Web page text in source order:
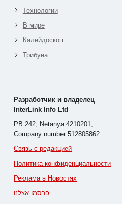
Технологии
В мире
Калейдоскоп
Трибуна
Разработчик и владелец
InterLink Info Ltd
PB 242, Netanya 4210201,
Company number 512805862
Связь с редакцией
Политика конфиденциальности
Реклама в Новостях
פרסמו אצלנו